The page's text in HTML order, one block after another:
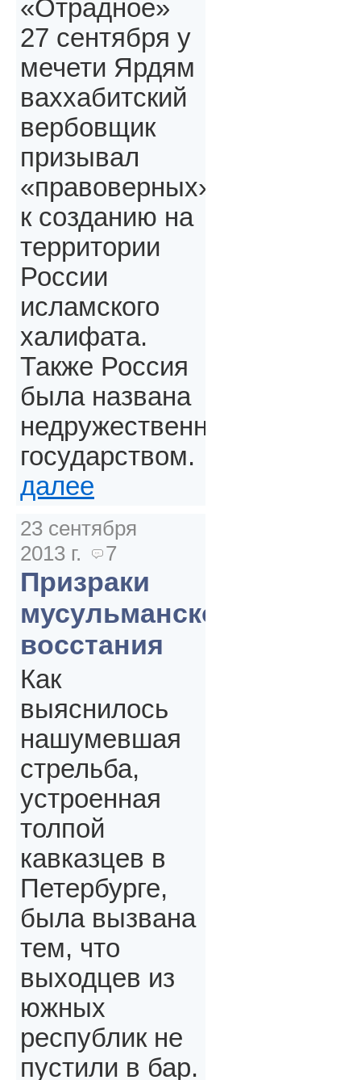
«Отрадное»
27 сентября у
мечети Ярдям
ваххабитский
вербовщик
призывал
«правоверных»,
к созданию на
территории
России
исламского
халифата.
Также Россия
была названа
недружественным
государством.
далее
23 сентября
2013 г.
7
Призраки
мусульманского
восстания
Как
выяснилось
нашумевшая
стрельба,
устроенная
толпой
кавказцев в
Петербурге,
была вызвана
тем, что
выходцев из
южных
республик не
пустили в бар.